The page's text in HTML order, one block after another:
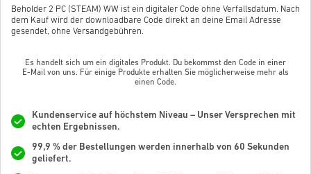
Beholder 2 PC (STEAM) WW ist ein digitaler Code ohne Verfallsdatum. Nach
dem Kauf wird der downloadbare Code direkt an deine Email Adresse
gesendet, ohne Versandgebühren.
Es handelt sich um ein digitales Produkt. Du bekommst den Code in einer
E-Mail von uns. Für einige Produkte erhalten Sie möglicherweise mehr als
einen Code.
Kundenservice auf höchstem Niveau – Unser Versprechen mit
echten Ergebnissen.
99,9 % der Bestellungen werden innerhalb von 60 Sekunden
geliefert.